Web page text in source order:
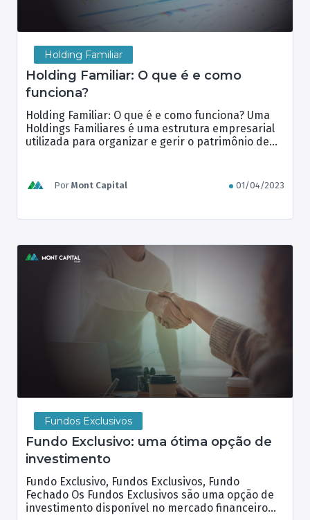
Holding Familiar
Holding Familiar: O que é e como
funciona?
Holding Familiar: O que é e como funciona? Uma
Holdings Familiares é uma estrutura empresarial
utilizada para organizar e gerir o patrimônio de
preservação do patrimônio familiar, além de
proporcionar vantagens fiscais e sucessórias. A
Por Mont Capital 01/04/2023
Fundos Exclusivos
Fundo Exclusivo: uma ótima opção de
investimento
Fundo Exclusivo, Fundos Exclusivos, Fundo
Fechado Os Fundos Exclusivos são uma opção de
investimento disponível no mercado financeiro